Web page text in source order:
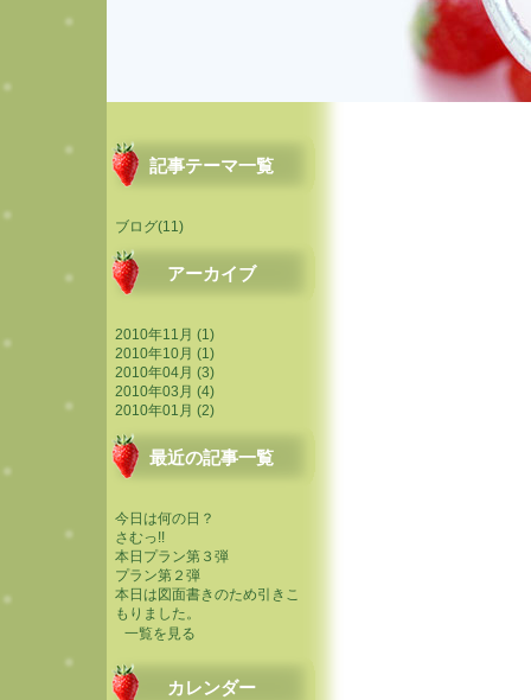
記事テーマ一覧
ブログ(11)
アーカイブ
2010年11月 (1)
2010年10月 (1)
2010年04月 (3)
2010年03月 (4)
2010年01月 (2)
最近の記事一覧
今日は何の日？
さむっ!!
本日プラン第３弾
プラン第２弾
本日は図面書きのため引きこ
もりました。
一覧を見る
カレンダー